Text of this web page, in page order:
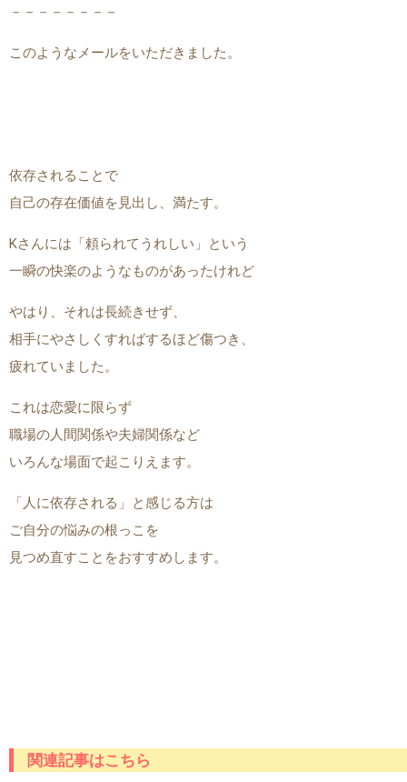
－－－－－－－－
このようなメールをいただきました。
依存されることで
自己の存在価値を見出し、満たす。
Kさんには「頼られてうれしい」という
一瞬の快楽のようなものがあったけれど
やはり、それは長続きせず、
相手にやさしくすればするほど傷つき、
疲れていました。
これは恋愛に限らず
職場の人間関係や夫婦関係など
いろんな場面で起こりえます。
「人に依存される」と感じる方は
ご自分の悩みの根っこを
見つめ直すことをおすすめします。
関連記事はこちら